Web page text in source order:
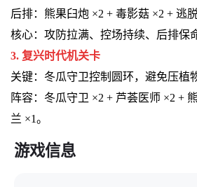
后排：熊果臼炮 ×2 + 毒影菇 ×2 + 逃
核心：攻防拉满、控场持续、后排保
3. 复兴时代机关卡
关键：冬瓜守卫控制圆环，避免压植
阵容：冬瓜守卫 ×2 + 芦荟医师 ×2 +
兰 ×1。
游戏信息